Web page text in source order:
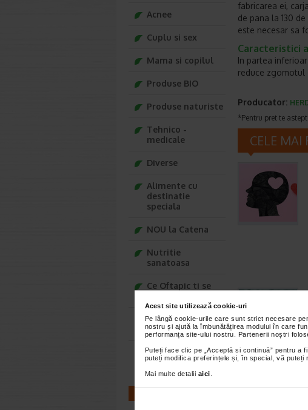
Acest site utilizează cookie-uri
Pe lângă cookie-urile care sunt strict necesare
nostru și ajută la îmbunătățirea modului în care
performanța site-ului nostru. Partenerii noștri
Puteți face clic pe „Acceptă si continuă” pentru
puteți modifica preferințele și, în special, vă puteți
Mai multe detalii aici
fabricarea ei,
de pana la 130
este necesar sa
Caracteristici
In partea
reduce zgomotul
Producator:
*Pentru pret te
CELE MAI
Acnee
Cuplu si sex
Mama si copilul
Produse BIO
Produse naturiste
Tehnico -
medicale
Diverse
Alimente cu
destinatie
speciala
NOU la Catena
Nutritie
sanatoasa
Ce Oftapic ti se
Adora – Adorabili
din prima clipa
Seturi cadou
Baylis&Harding